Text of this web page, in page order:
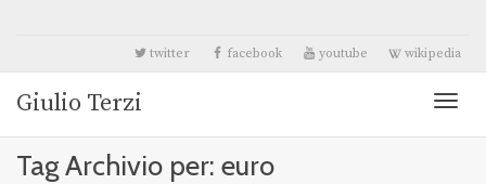
twitter facebook youtube wikipedia
Giulio Terzi
Tag Archivio per: euro